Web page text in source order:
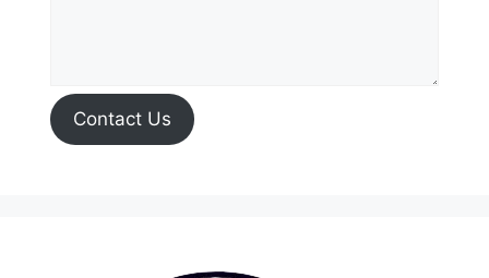
Contact Us